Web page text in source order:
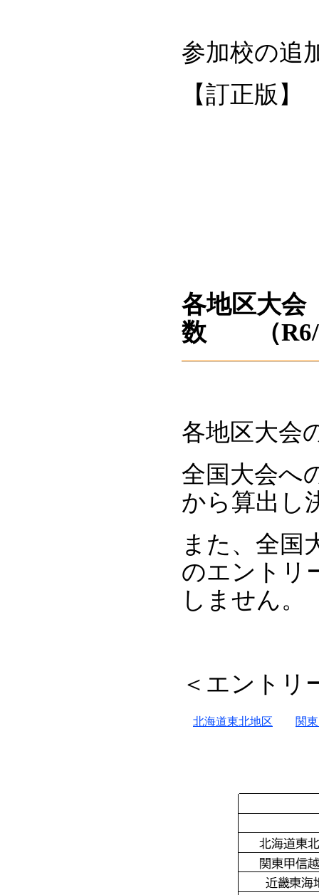
参加校の追
【訂正版
各地区大
数 （R6/
各地区大会
全国大会へ
から算出し
また、全国
のエントリ
しません。
＜エントリ
北海道東北地区 関